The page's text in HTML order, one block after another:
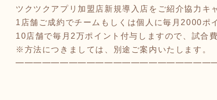
ツクツクアプリ加盟店新規導入店をご紹介協力キ
1店舗ご成約でチームもしくは個人に毎月2000ポ
10店舗で毎月2万ポイント付与しますので、試合
※方法につきましては、別途ご案内いたします。